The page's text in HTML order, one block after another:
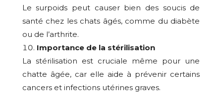
Le surpoids peut causer bien des soucis de
santé chez les chats âgés, comme du diabète
ou de l’arthrite.
Importance de la stérilisation
La stérilisation est cruciale même pour une
chatte âgée, car elle aide à prévenir certains
cancers et infections utérines graves.